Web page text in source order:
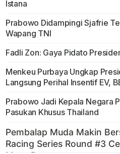
Istana
Prabowo Didampingi Sjafrie
Wapang TNI
Fadli Zon: Gaya Pidato
Menkeu Purbaya Ungkap
Langsung Perihal Insentif EV,
Prabowo Jadi Kepala Negara
Pasukan Khusus Thailand